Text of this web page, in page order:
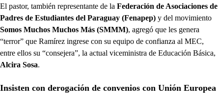
El pastor, también representante de la Federación de Asociaciones de
Padres de Estudiantes del Paraguay (Fenapep) y del movimiento
Somos Muchos Muchos Más (SMMM), agregó que les genera
“terror” que Ramírez ingrese con su equipo de confianza al MEC,
entre ellos su “consejera”, la actual viceministra de Educación Básica,
Alcira Sosa.
Insisten con derogación de convenios con Unión Europea